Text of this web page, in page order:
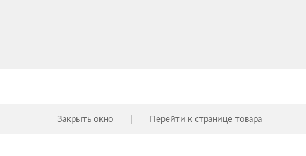
Закрыть окно Перейти к странице товара